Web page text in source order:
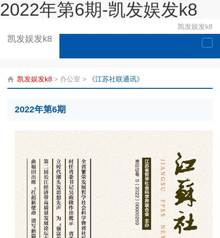
2022年第6期-凯发娱发k8
凯发娱发k8
凯发娱发k8
凯发娱发k8 > 办公室 > 《江苏社联通讯》
2022年第6期